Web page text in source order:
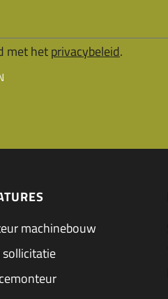
met hetprivacybeleid.
machinebouw
sollicitatie